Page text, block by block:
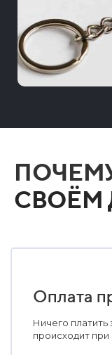
СВОЁМ
Оплата
Ничего
происходит при